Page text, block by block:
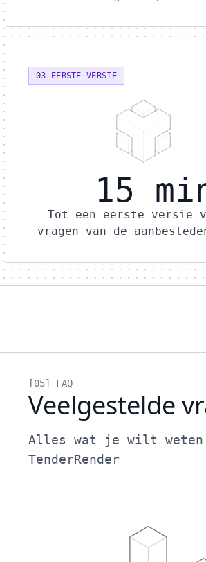
03 EERSTE VERSIE
15
Tot een eerste versie
vragen van de
[05] FAQ
Veelgestelde
Alles wat je wilt weten
TenderRender